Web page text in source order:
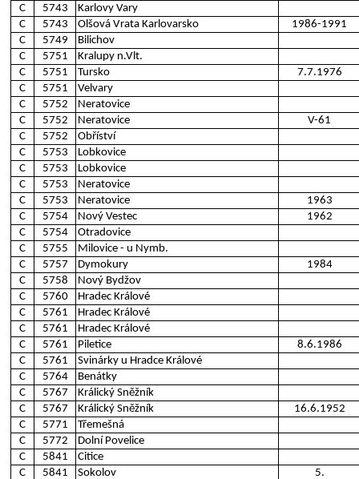
C
5743
Karlovy Vary
C
5743 Olšová Vrata Karlovarsko
1986-1991
C
5749
Bilichov
C
5751
Kralupy n.Vlt.
C
5751 Tursko
7.7.1976
C
5751
Velvary
C
5752
Neratovice
C
5752 Neratovice
V-61
C
5752
Obříství
C
5753
Lobkovice
C
5753
Lobkovice
C
5753
Neratovice
C
5753 Neratovice
1963
C
5754 Nový Vestec
1962
C
5754
Otradovice
C
5755
Milovice - u Nymb.
C
5757 Dymokury
1984
C
5758
Nový Bydžov
C
5760
Hradec Králové
C
5761
Hradec Králové
C
5761
Hradec Králové
C
5761 Piletice
8.6.1986
C
5761
Svinárky u Hradce Králové
C
5764
Benátky
C
5767
Králický Sněžník
C
5767 Králický Sněžník
16.6.1952
C
5771
Třemešná
C
5772
Dolní Povelice
C
5841
Citice
C
5841 Sokolov 5.